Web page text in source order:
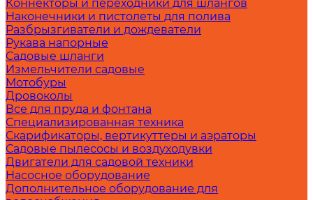
Коннекторы и переходники для шлангов
Наконечники и пистолеты для полива
Разбрызгиватели и дождеватели
Рукава напорные
Садовые шланги
Измельчители садовые
Мотобуры
Дровоколы
Все для пруда и фонтана
Специализированная техника
Скарификаторы, вертикуттеры и аэраторы
Садовые пылесосы и воздуходувки
Двигатели для садовой техники
Насосное оборудование
Дополнительное оборудование для